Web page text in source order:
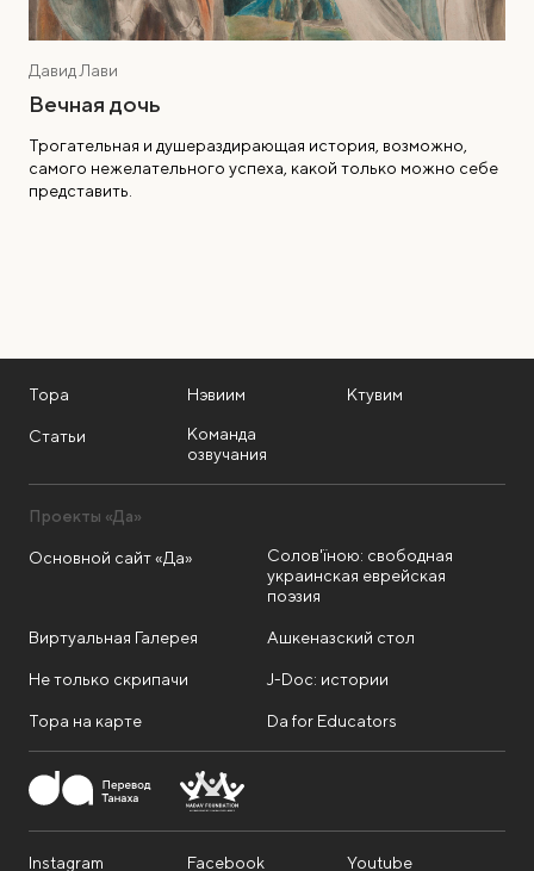
Давид Лави
Вечная дочь
Трогательная и душераздирающая история, возможно,
самого нежелательного успеха, какой только можно себе
представить.
Тора Нэвиим Ктувим
Статьи
Команда
озвучания
Проекты «Да»
Основной сайт «Да»
Солов'їною: свободная
украинская еврейская
поэзия
Виртуальная Галерея Ашкеназский стол
Не только скрипачи J-Doc: истории
Тора на карте Da for Educators
Instagram Facebook Youtube